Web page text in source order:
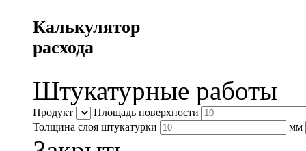
Калькулятор
расхода
Штукатурные работы
Продукт
Площадь поверхности
Толщина слоя штукатурки
мм